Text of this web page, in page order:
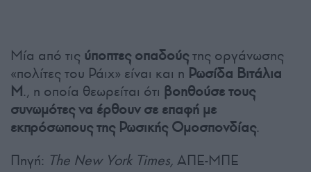
Μία από τις ύποπτες οπαδούςτης οργάνωσης
«πολίτες του Ράιχ» είναι και η Ρωσίδα Βιτάλια
Μ., η οποία θεωρείται ότι βοηθούσετους
συνωμότες να έρθουν σε επαφή με
εκπρόσωπους της Ρωσικής Ομοσπονδίας.
Πηγή: The New York Times, ΑΠΕ-ΜΠΕ